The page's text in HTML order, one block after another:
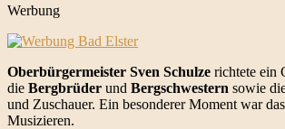
Werbung
Oberbürgermeister Sven Schulze richtete ein
die Bergbrüder und Bergschwestern sowie
und Zuschauer. Ein besonderer Moment war
Musizieren.